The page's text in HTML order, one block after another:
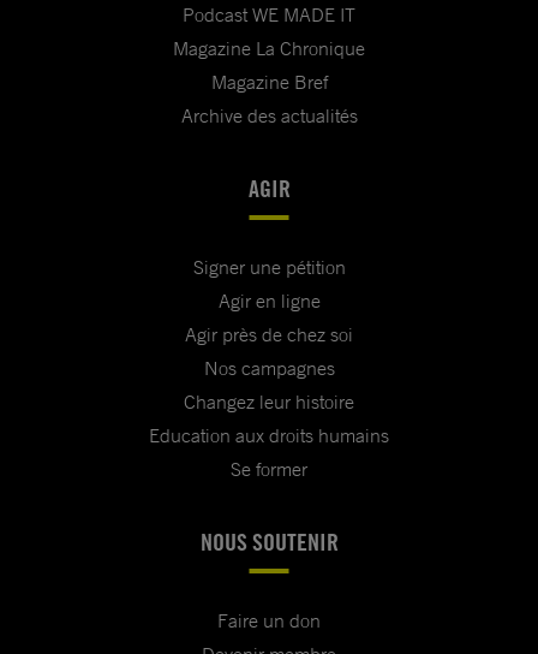
Podcast WE MADE IT
Magazine La Chronique
Magazine Bref
Archive des actualités
AGIR
Signer une pétition
Agir en ligne
Agir près de chez soi
Nos campagnes
Changez leur histoire
Education aux droits humains
Se former
NOUS SOUTENIR
Faire un don